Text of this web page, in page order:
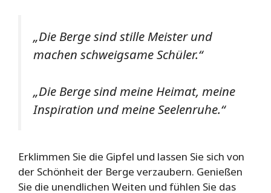
„Die Berge sind stille Meister und
machen schweigsame Schüler.“
„Die Berge sind meine Heimat, meine
Inspiration und meine Seelenruhe.“
Erklimmen Sie die Gipfel und lassen Sie sich von
der Schönheit der Berge verzaubern. Genießen
Sie die unendlichen Weiten und fühlen Sie das